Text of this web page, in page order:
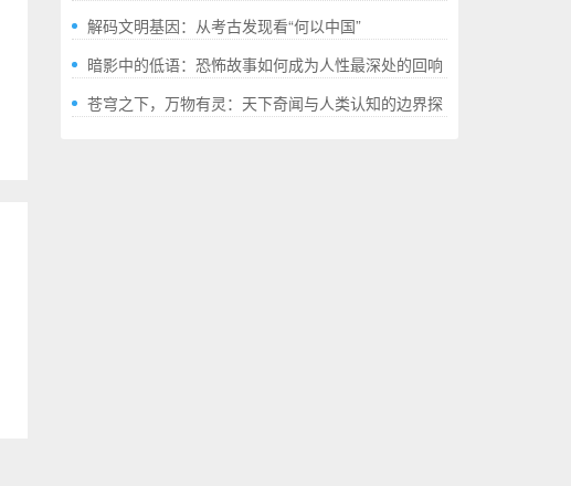
解码文明基因：从考古发现看“何以中国”
暗影中的低语：恐怖故事如何成为人性最深处的回响
苍穹之下，万物有灵：天下奇闻与人类认知的边界探